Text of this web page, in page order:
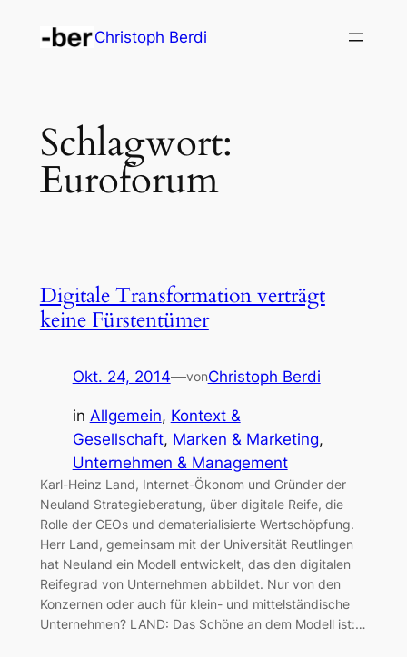
Inhalt
Christoph Berdi
Schlagwort:
Euroforum
Digitale Transformation verträgt
keine Fürstentümer
Okt. 24, 2014—vonChristoph Berdi
in Allgemein, Kontext &
Gesellschaft, Marken & Marketing
Unternehmen & Management
Karl-Heinz Land, Internet-Ökonom und Gründer der
Neuland Strategieberatung, über digitale Reife, die
Rolle der CEOs und dematerialisierte Wertschöpfung.
Herr Land, gemeinsam mit der Universität Reutlingen
hat Neuland ein Modell entwickelt, das den digitalen
Reifegrad von Unternehmen abbildet. Nur von den
Konzernen oder auch für klein- und mittelständische
Unternehmen? LAND: Das Schöne an dem Modell ist:…